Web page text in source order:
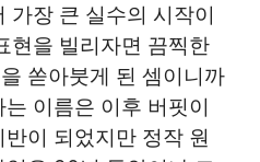
가장 큰 실수의 시작이
현을 빌리자면 끔찍한
쏟아붓게 된 셈이니까
이름은 이후 버핏이
이 되었지만 정작 원